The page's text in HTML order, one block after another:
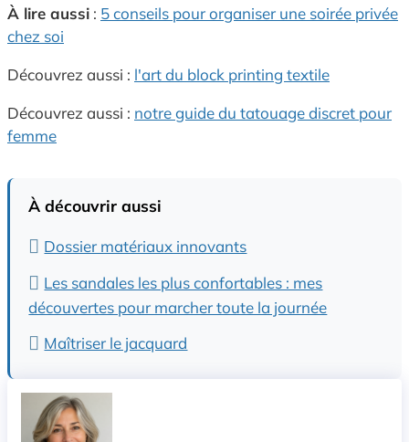
À lire aussi : 5 conseils pour organiser une soirée privée
chez soi
Découvrez aussi : l'art du block printing textile
Découvrez aussi : notre guide du tatouage discret pour
femme
À découvrir aussi
Dossier matériaux innovants
Les sandales les plus confortables : mes
découvertes pour marcher toute la journée
Maîtriser le jacquard